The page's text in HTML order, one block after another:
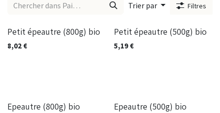
Trier par
Filtres
Petit épeautre (800g) bio
8,02 €
Petit épeautre (500g) bio
5,19€
Epeautre (800g) bio Epeautre (500g) bio